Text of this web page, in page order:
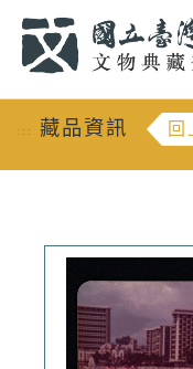
::: 藏品資訊 回